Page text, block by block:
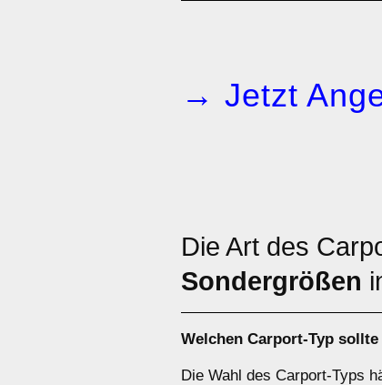
→ Jetzt
Die Art des
Sondergrößen
Welchen Carport-Typ sollte
Die Wahl des Carport-Typs